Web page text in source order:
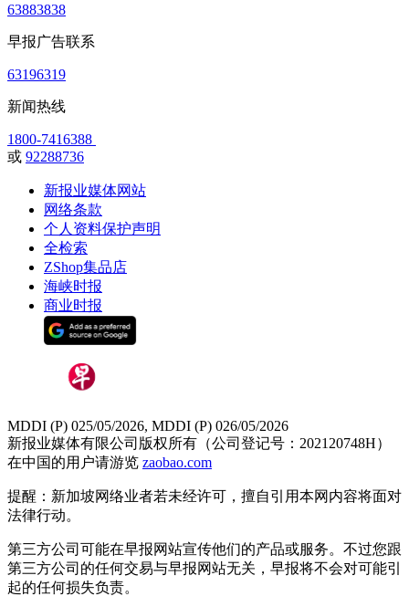
63883838
早报广告联系
63196319
新闻热线
1800-7416388
或 92288736
新报业媒体网站
网络条款
个人资料保护声明
全检索
ZShop集品店
海峡时报
商业时报
MDDI (P) 025/05/2026, MDDI (P) 026/05/2026
新报业媒体有限公司版权所有（公司登记号：202120748H）
在中国的用户请游览 zaobao.com
提醒：新加坡网络业者若未经许可，擅自引用本网内容将面对
法律行动。
第三方公司可能在早报网站宣传他们的产品或服务。不过您跟
第三方公司的任何交易与早报网站无关，早报将不会对可能引
起的任何损失负责。